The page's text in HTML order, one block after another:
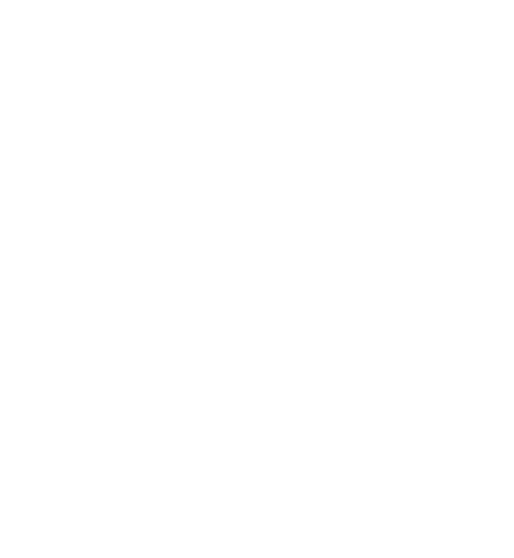
該書由胡偉良撰寫。這本書不只是一本談房地產的書，更重
人理解都市更新，也讓更多社區找到合作的可能。